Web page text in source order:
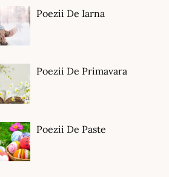
Poezii De Iarna
Poezii De Primavara
Poezii De Paste